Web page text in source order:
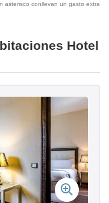
asterisco conllevan un gasto extra
Hotel